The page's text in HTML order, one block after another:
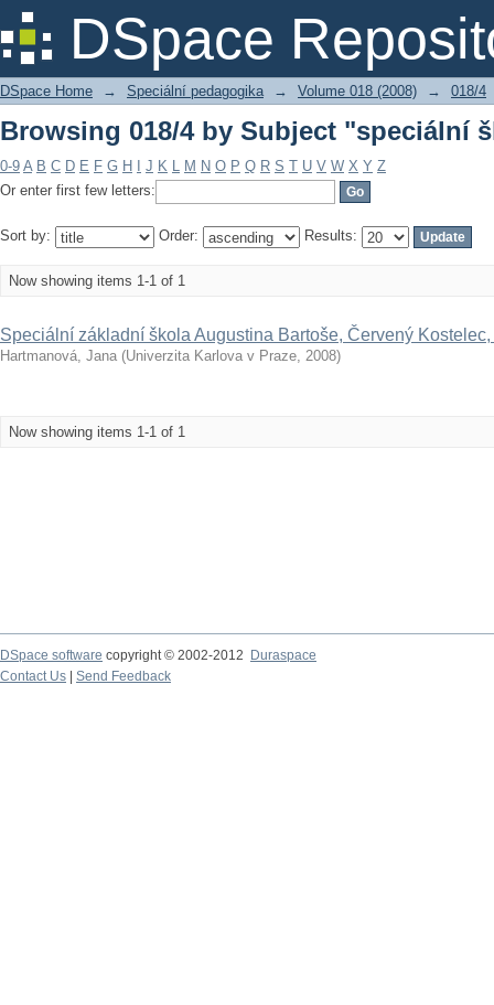
DSpace
Browsing 018/4 by Subject "speciální
DSpace Home → Speciální pedagogika → Volume 018 (2008) → 018/4
Browsing 018/4 by Subject "speciální
0-9 A B C D E F G H J K L M N O P Q R S T U V W X Y Z
Or enter first few letters:
Sort by: Order: Results:
Now showing items 1-1 of 1
Speciální základní škola Augustina Bartoše, Červený
Hartmanová, Jana (Univerzita Karlova v Praze, 2008)
Now showing items 1-1 of 1
DSpace software copyright © 2002-2012
Duraspace
Contact Us
Send Feedback